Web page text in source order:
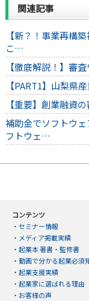
関連記事
【新？！事業再構
こ…
【徹底解説！】審
【PART1】山梨県
【重要】創業融資
補助金でソフトウ
フトウェ…
コンテンツ
・ セミナー情報
・ メディア掲載実績
・ 起業本 著書・監修書
・ 動画で分かる起業必須
・ 起業支援実績
・ 起業家に選ばれる理由
・ お客様の声